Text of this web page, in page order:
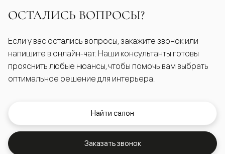
ОСТАЛИСЬ ВОПРОСЫ?
Если у вас остались вопросы, закажите звонок или
напишите в онлайн-чат. Наши консультанты готовы
прояснить любые нюансы, чтобы помочь вам выбрать
оптимальное решение для интерьера.
Найти салон
Заказать звонок